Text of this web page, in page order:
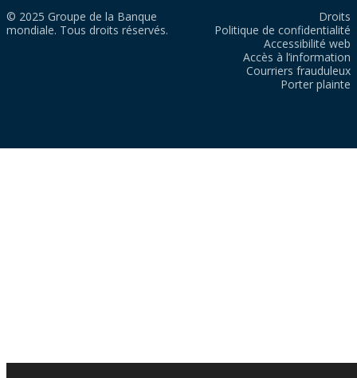
© 2025 Groupe de la Banque
mondiale. Tous droits réservés.
Droits
Politique de confidentialité
Accessibilité web
Accès à l’information
Courriers frauduleux
Porter plainte